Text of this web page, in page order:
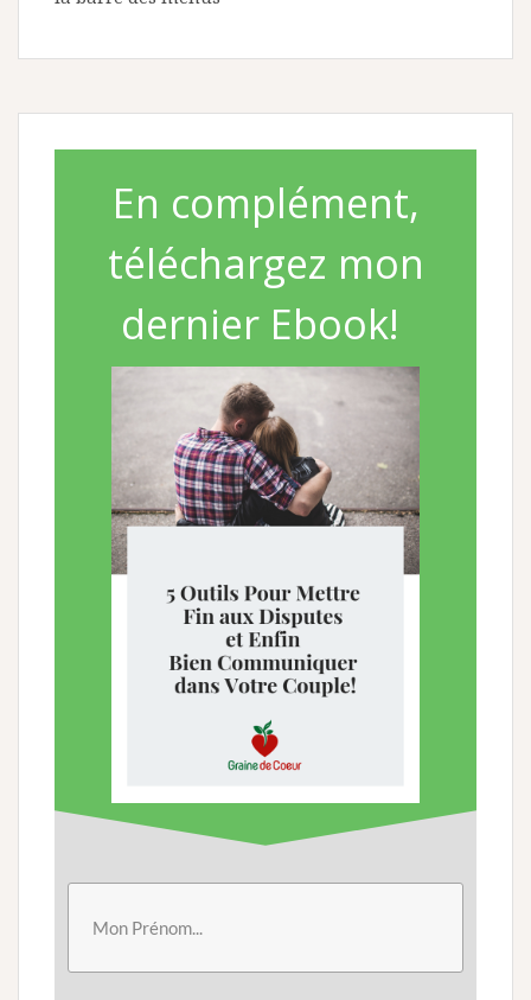
En complément,
téléchargez mon
dernier Ebook!